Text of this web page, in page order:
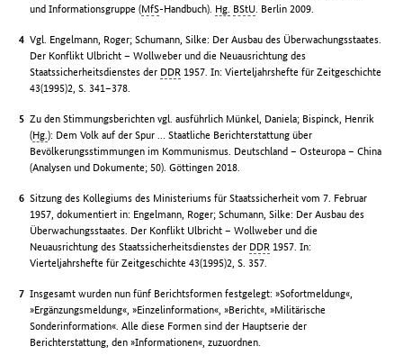
und Informationsgruppe (MfS-Handbuch). Hg. BStU . Berlin 2009.
Vgl. Engelmann, Roger; Schumann, Silke: Der Ausbau des Überwachungsstaates.
Der Konflikt Ulbricht – Wollweber und die Neuausrichtung des
Staatssicherheitsdienstes der DDR 1957. In: Vierteljahrshefte für Zeitgeschichte
43(1995)2, S. 341–378.
Zu den Stimmungsberichten vgl. ausführlich Münkel, Daniela; Bispinck, Henrik
(Hg.): Dem Volk auf der Spur … Staatliche Berichterstattung über
Bevölkerungsstimmungen im Kommunismus. Deutschland – Osteuropa – China
(Analysen und Dokumente; 50). Göttingen 2018.
Sitzung des Kollegiums des Ministeriums für Staatssicherheit vom 7. Februar
1957, dokumentiert in: Engelmann, Roger; Schumann, Silke: Der Ausbau des
Überwachungsstaates. Der Konflikt Ulbricht – Wollweber und die
Neuausrichtung des Staatssicherheitsdienstes der DDR 1957. In:
Vierteljahrshefte für Zeitgeschichte 43(1995)2, S. 357.
Insgesamt wurden nun fünf Berichtsformen festgelegt: »Sofortmeldung«,
»Ergänzungsmeldung«, »Einzelinformation«, »Bericht«, »Militärische
Sonderinformation«. Alle diese Formen sind der Hauptserie der
Berichterstattung, den »Informationen«, zuzuordnen.